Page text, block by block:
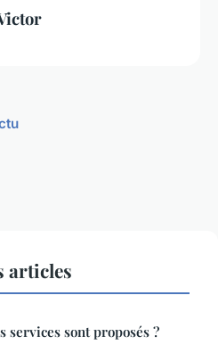
articles
services sont proposés ?